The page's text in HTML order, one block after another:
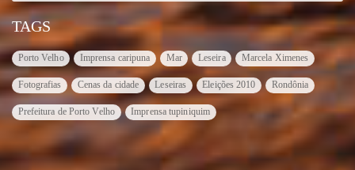
TAGS
Porto Velho Imprensa caripuna Mar Leseira Marcela Ximenes
Fotografias Cenas da cidade Leseiras Eleições 2010 Rondônia
Prefeitura de Porto Velho Imprensa tupiniquim